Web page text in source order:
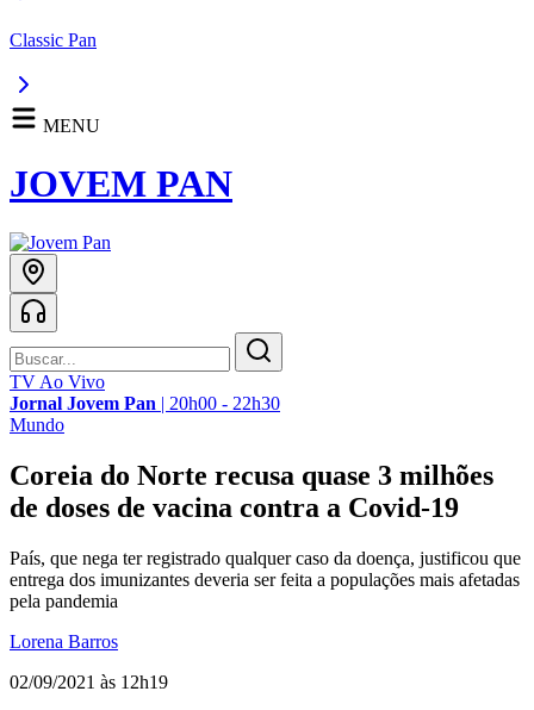
Classic Pan
MENU
JOVEM PAN
TV Ao Vivo
Jornal Jovem Pan | 20h00 - 22h30
Mundo
Coreia do Norte recusa quase 3 milhões
de doses de vacina contra a Covid-19
País, que nega ter registrado qualquer caso da doença, justificou que
entrega dos imunizantes deveria ser feita a populações mais afetadas
pela pandemia
Lorena Barros
02/09/2021 às 12h19